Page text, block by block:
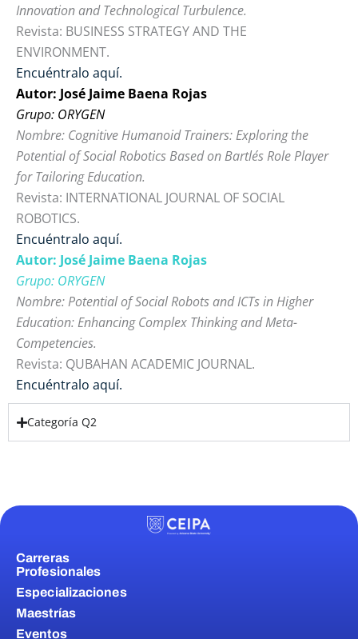
Innovation and Technological Turbulence.
Revista: BUSINESS STRATEGY AND THE
ENVIRONMENT.
Encuéntralo aquí.
Autor: José Jaime Baena Rojas
Grupo: ORYGEN
Nombre: Cognitive Humanoid Trainers: Exploring the
Potential of Social Robotics Based on Bartle´s Role Player
for Tailoring Education.
Revista: INTERNATIONAL JOURNAL OF SOCIAL
ROBOTICS.
Encuéntralo aquí.
Autor: José Jaime Baena Rojas
Grupo: ORYGEN
Nombre: Potential of Social Robots and ICTs in Higher
Education: Enhancing Complex Thinking and Meta-
Competencies.
Revista: QUBAHAN ACADEMIC JOURNAL.
Encuéntralo aquí.
Categoría Q2
Carreras
Profesionales
Especializaciones
Maestrías
Eventos